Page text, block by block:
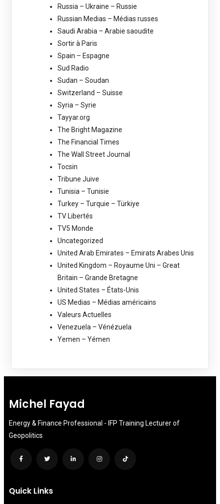
Russia – Ukraine – Russie
Russian Medias – Médias russes
Saudi Arabia – Arabie saoudite
Sortir à Paris
Spain – Espagne
Sud Radio
Sudan – Soudan
Switzerland – Suisse
Syria – Syrie
Tayyar.org
The Bright Magazine
The Financial Times
The Wall Street Journal
Tocsin
Tribune Juive
Tunisia – Tunisie
Turkey – Turquie – Türkiye
TV Libertés
TV5 Monde
Uncategorized
United Arab Emirates – Emirats Arabes Unis
United Kingdom – Royaume Uni – Great
Britain – Grande Bretagne
United States – États-Unis
US Medias – Médias américains
Valeurs Actuelles
Venezuela – Vénézuela
Yemen – Yémen
Michel Fayad
Energy & Finance Professional - IFP Training Lecturer of
Geopolitics
Quick Links